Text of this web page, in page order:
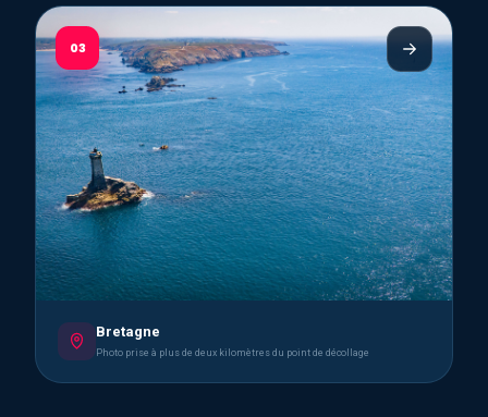
03
Bretagne
Photo prise à plus de deux kilomètres du point de décollage